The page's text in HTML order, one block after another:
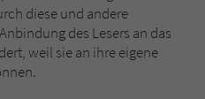
diese und andere
des Lesers an das
weil sie an ihre eigene